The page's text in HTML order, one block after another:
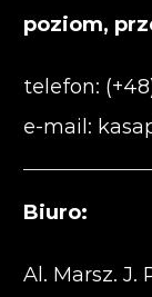
poziom,
telefon:
e-mail:
Biuro:
Al. Marsz. J.